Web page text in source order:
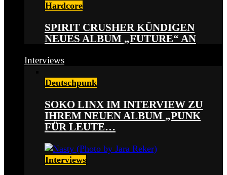
Hardcore
SPIRIT CRUSHER KÜNDIGEN
NEUES ALBUM „FUTURE“ AN
Interviews
Deutschpunk
SOKO LINX IM INTERVIEW ZU
IHREM NEUEN ALBUM „PUNK
FÜR LEUTE…
Interviews